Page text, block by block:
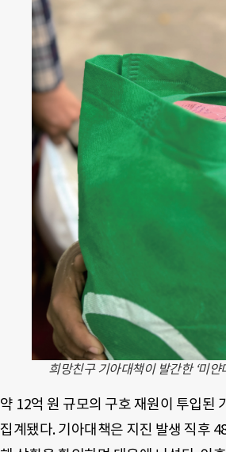
희망친구 기아대책이 발간한 ‘미
약 12억 원 규모의 구호 재원이 투입된
집계됐다. 기아대책은 지진 발생 직후